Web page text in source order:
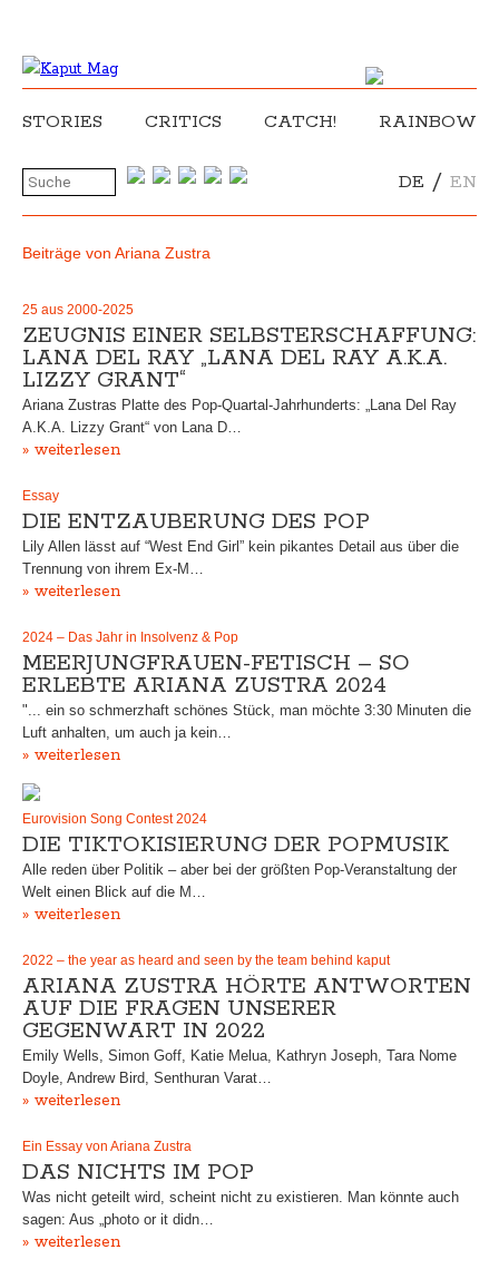
STORIES CRITICS CATCH! RAINBOW
DE / EN
Beiträge von Ariana Zustra
25 aus 2000-2025
ZEUGNIS EINER SELBSTERSCHAFFUNG:
LANA DEL RAY „LANA DEL RAY A.K.A.
LIZZY GRANT“
Ariana Zustras Platte des Pop-Quartal-Jahrhunderts: „Lana Del Ray
A.K.A. Lizzy Grant“ von Lana D…
» weiterlesen
Essay
DIE ENTZAUBERUNG DES POP
Lily Allen lässt auf “West End Girl” kein pikantes Detail aus über die
Trennung von ihrem Ex-M…
» weiterlesen
2024 – Das Jahr in Insolvenz & Pop
MEERJUNGFRAUEN-FETISCH – SO
ERLEBTE ARIANA ZUSTRA 2024
"... ein so schmerzhaft schönes Stück, man möchte 3:30 Minuten die
Luft anhalten, um auch ja kein…
» weiterlesen
Eurovision Song Contest 2024
DIE TIKTOKISIERUNG DER POPMUSIK
Alle reden über Politik – aber bei der größten Pop-Veranstaltung der
Welt einen Blick auf die M…
» weiterlesen
2022 – the year as heard and seen by the team behind kaput
ARIANA ZUSTRA HÖRTE ANTWORTEN
AUF DIE FRAGEN UNSERER
GEGENWART IN 2022
Emily Wells, Simon Goff, Katie Melua, Kathryn Joseph, Tara Nome
Doyle, Andrew Bird, Senthuran Varat…
» weiterlesen
Ein Essay von Ariana Zustra
DAS NICHTS IM POP
Was nicht geteilt wird, scheint nicht zu existieren. Man könnte auch
sagen: Aus „photo or it didn…
» weiterlesen